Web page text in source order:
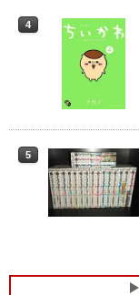
4
4
5